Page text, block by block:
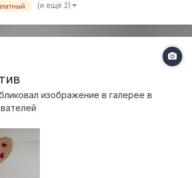
(и ещё 2)
изображение в галерее в